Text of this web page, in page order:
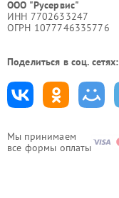
Мы принимаем
все формы оплаты
ООО "Русервис"
ИНН 7702633247
ОГРН 1077746335776
Поделиться в соц. сетях: